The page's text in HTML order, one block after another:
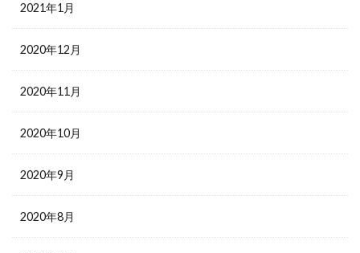
2021年1月
2020年12月
2020年11月
2020年10月
2020年9月
2020年8月